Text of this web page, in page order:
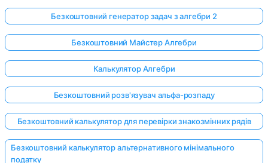
Безкоштовний генератор задач з алгебри 2
Безкоштовний Майстер Алгебри
Калькулятор Алгебри
Безкоштовний розв'язувач альфа-розпаду
Безкоштовний калькулятор для перевірки знакозмінних рядів
Безкоштовний калькулятор альтернативного мінімального
податку